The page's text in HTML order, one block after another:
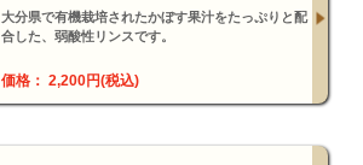
大分県で有機栽培されたかぼす果汁をたっぷりと配
合した、弱酸性リンスです。
価格： 2,200円(税込)